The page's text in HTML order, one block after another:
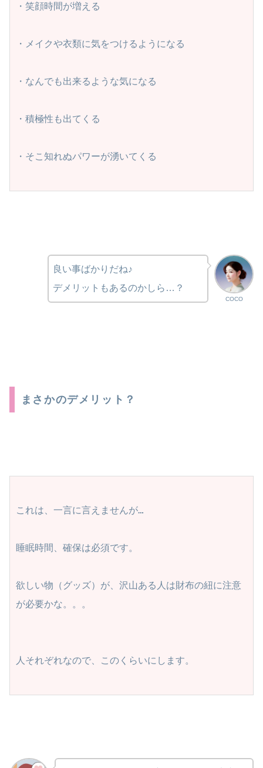
・笑顔時間が増える
・メイクや衣類に気をつけるようになる
・なんでも出来るような気になる
・積極性も出てくる
・そこ知れぬパワーが湧いてくる
COCO
良い事ばかりだね♪
デメリットもあるのかしら…？
まさかのデメリット？
これは、一言に言えませんが…
睡眠時間、確保は必須です。
欲しい物（グッズ）が、沢山ある人は財布の紐に注意
が必要かな。。。
人それぞれなので、このくらいにします。